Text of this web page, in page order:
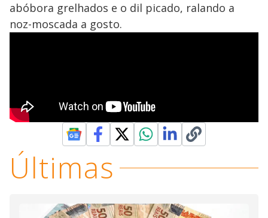
abóbora grelhados e o dil picado, ralando a
noz-moscada a gosto.
Últimas